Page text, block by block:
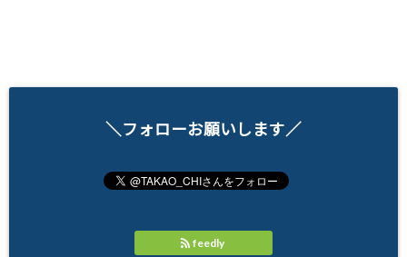
＼フォローお願いします／
feedly